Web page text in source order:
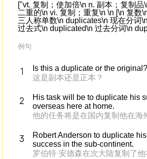
["vt. 复制；使加倍\n n. 副本；复制品
二重的\n vi. 复制；重复\n \n [\n 复数
三人称单数\n duplicates\n 现在分词
过去式\n duplicated\n 过去分词\n
例句
Is this a duplicate or the original?
这是副本还是正本？
His task will be to duplicate his
overseas here at home.
他的任务将是在国内复制他在海
Robert Anderson to duplicate
success in the sub-continent.
罗伯特·安德森在次大陆复制了